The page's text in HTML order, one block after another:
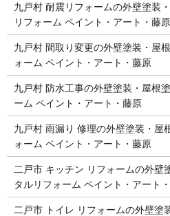
九戸村 耐震リフォームの外壁塗装
リフォーム ペイント・アート・藤原
九戸村 間取り変更の外壁塗装・屋
ォーム ペイント・アート・藤原
九戸村 防水工事の外壁塗装・屋根
ーム ペイント・アート・藤原
九戸村 雨漏り 修理の外壁塗装・屋
ォーム ペイント・アート・藤原
二戸市 キッチン リフォームの外壁
タルリフォーム ペイント・アート
二戸市 トイレ リフォームの外壁塗